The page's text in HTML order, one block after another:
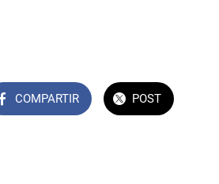
COMPARTIR POST